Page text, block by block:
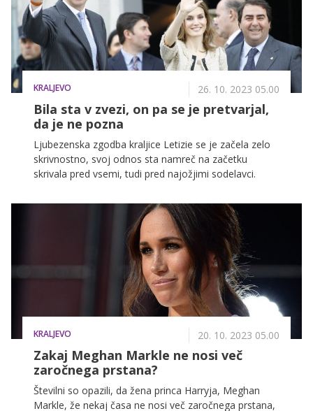
KRALJEVO 26. 10. 2023 05.00
Bila sta v zvezi, on pa se je pretvarjal,
da je ne pozna
Ljubezenska zgodba kraljice Letizie se je začela zelo
skrivnostno, svoj odnos sta namreč na začetku
skrivala pred vsemi, tudi pred najožjimi sodelavci.
KRALJEVO 20. 10. 2023 05.00
Zakaj Meghan Markle ne nosi več
zaročnega prstana?
Številni so opazili, da žena princa Harryja, Meghan
Markle, že nekaj časa ne nosi več zaročnega prstana,